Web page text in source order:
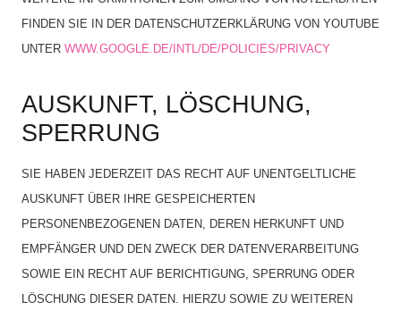
FINDEN SIE IN DER DATENSCHUTZERKLÄRUNG VON YOUTUBE
UNTER WWW.GOOGLE.DE/INTL/DE/POLICIES/PRIVACY
AUSKUNFT, LÖSCHUNG,
SPERRUNG
SIE HABEN JEDERZEIT DAS RECHT AUF UNENTGELTLICHE
AUSKUNFT ÜBER IHRE GESPEICHERTEN
PERSONENBEZOGENEN DATEN, DEREN HERKUNFT UND
EMPFÄNGER UND DEN ZWECK DER DATENVERARBEITUNG
SOWIE EIN RECHT AUF BERICHTIGUNG, SPERRUNG ODER
LÖSCHUNG DIESER DATEN. HIERZU SOWIE ZU WEITEREN